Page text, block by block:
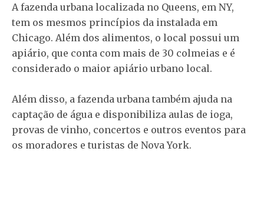
A fazenda urbana localizada no Queens, em NY,
tem os mesmos princípios da instalada em
Chicago. Além dos alimentos, o local possui um
apiário, que conta com mais de 30 colmeias e é
considerado o maior apiário urbano local.
Além disso, a fazenda urbana também ajuda na
captação de água e disponibiliza aulas de ioga,
provas de vinho, concertos e outros eventos para
os moradores e turistas de Nova York.